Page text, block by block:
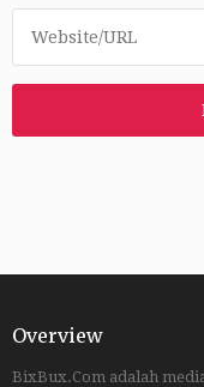
Overview
BixBux.Com adalah